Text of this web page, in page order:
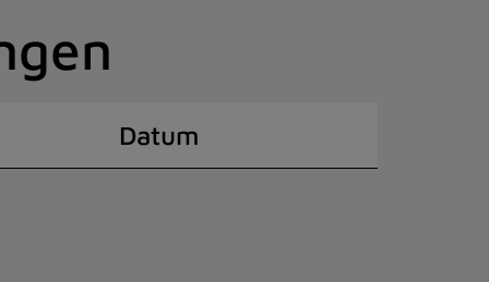
Datum